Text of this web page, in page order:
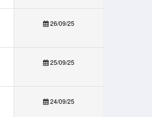
26/09/25
25/09/25
24/09/25